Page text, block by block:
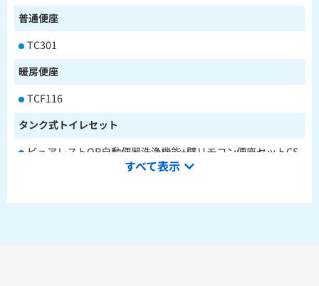
普通便座
TC301
暖房便座
TCF116
タンク式トイレセット
ピュアレストQR自動便器洗浄機能+壁リモコン便座セットCS
232BM+SH233BA+TCF4714AK
すべて表示